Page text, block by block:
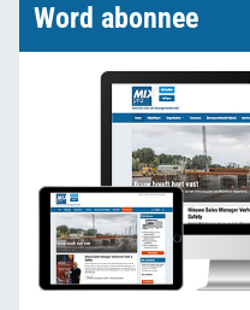
Word abonnee